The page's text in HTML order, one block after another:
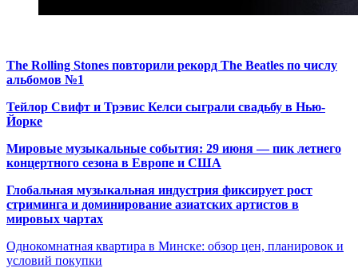
The Rolling Stones повторили рекорд The Beatles по числу
альбомов №1
Тейлор Свифт и Трэвис Келси сыграли свадьбу в Нью-
Йорке
Мировые музыкальные события: 29 июня — пик летнего
концертного сезона в Европе и США
Глобальная музыкальная индустрия фиксирует рост
стриминга и доминирование азиатских артистов в
мировых чартах
Однокомнатная квартира в Минске: обзор цен, планировок и
условий покупки